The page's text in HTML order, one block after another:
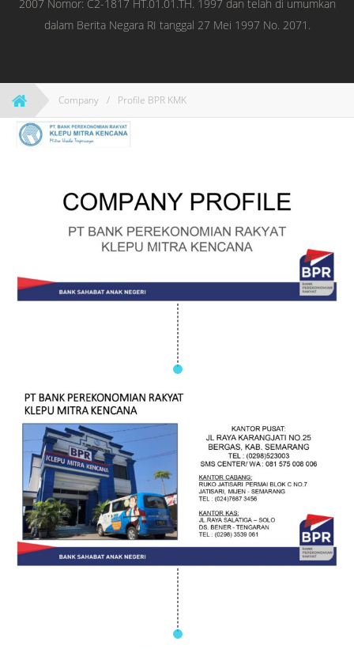
2007 Nomor: C2-1817 HT.01.01.TH. 1997 dan telah di umumkan
dalam Berita Negara RI tanggal 27 Mei 1997 No. 2071.
Company / Profile BPR KMK